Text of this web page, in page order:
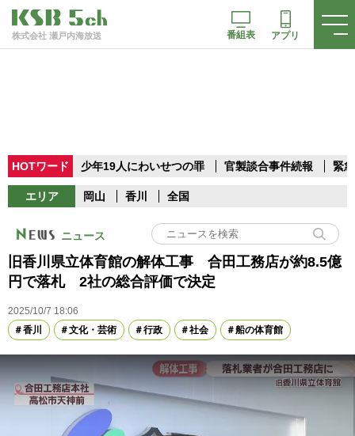
株式会社 瀬戸内海放送 番組表 アプリ
HOTワード 少年19人にわいせつの罪 官製談合事件続報 緊
エリア 岡山 香川 全国
ニュース
旧香川県立体育館の解体工事 合田工務店が約8.5億
円で落札 2社の総合評価で決定
2025/10/7 18:06
香川
文化・芸術 行政 社会 船の体育館